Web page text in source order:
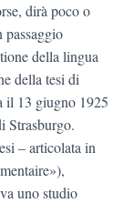
dirà poco o
passaggio
della lingua
della tesi di
il 13 giugno 1925
Strasburgo.
– articolata in
uno studio